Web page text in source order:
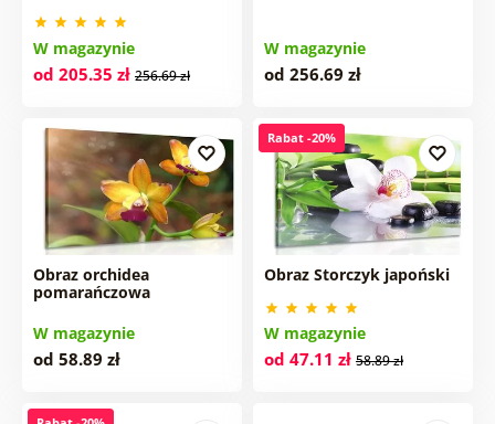
W magazynie
od 205.35 zł 256.69 zł
W magazynie
od 256.69 zł
Obraz orchidea
pomarańczowa
W magazynie
od 58.89 zł
Rabat -20%
Obraz Storczyk japoński
W magazynie
od 47.11 zł 58.89 zł